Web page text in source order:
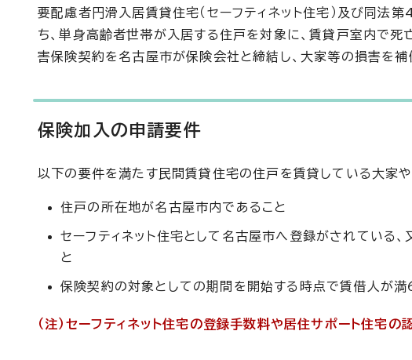
要配慮者円滑入居賃貸住宅（セーフティネット住宅）及び同法
ち、単身高齢者世帯が入居する住戸を対象に、賃貸戸室内で
害保険契約を名古屋市が保険会社と締結し、大家等の損害を補
保険加入の申請要件
以下の要件を満たす民間賃貸住宅の住戸を賃貸している大家
住戸の所在地が名古屋市内であること
セーフティネット住宅として名古屋市へ登録がされている
と
保険契約の対象としての期間を開始する時点で賃借人が
（注）セーフティネット住宅の登録手数料や居住サポート住宅